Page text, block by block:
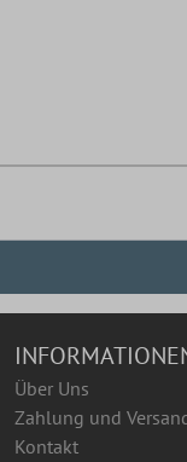
Über Uns
Zahlung und
Kontakt